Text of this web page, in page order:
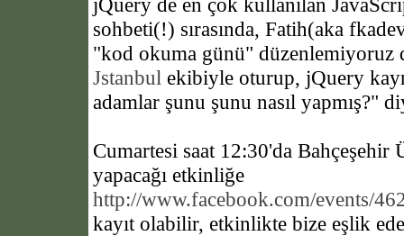
sohbeti(!) sırasında, Fatih(aka
"kod okuma günü" düzenlemiyoruz
Jstanbul ekibiyle oturup, jQuery
adamlar şunu şunu nasıl yapmış?"
Cumartesi saat 12:30'da
yapacağı etkinliğe
http://www.facebook.com/events/
kayıt olabilir, etkinlikte bize eşlik